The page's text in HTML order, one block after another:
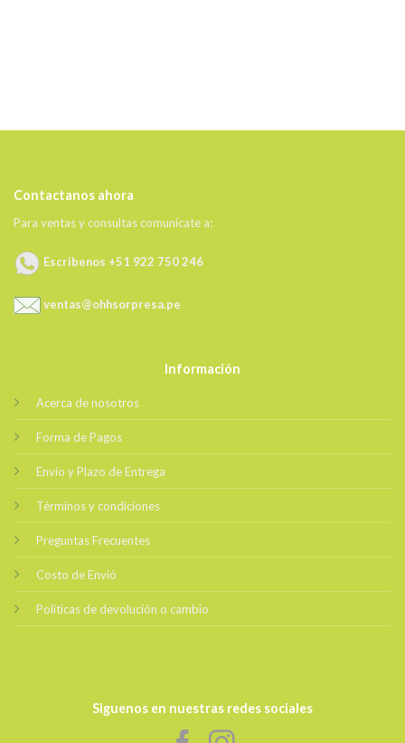
Contactanos ahora
Para ventas y consultas comunícate a:
Escribenos +51 922 750 246
ventas@ohhsorpresa.pe
Información
Acerca de nosotros
Forma de Pagos
Envio y Plazo de Entrega
Términos y condiciones
Preguntas Frecuentes
Costo de Envió
Políticas de devolución o cambio
Siguenos en nuestras redes sociales